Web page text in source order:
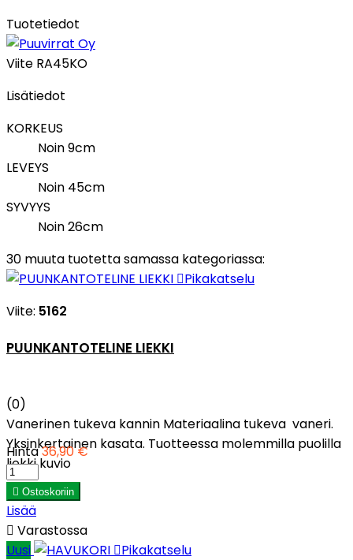
Tuotetiedot
Viite RA45KO
Lisätiedot
KORKEUS
Noin 9cm
LEVEYS
Noin 45cm
SYVYYS
Noin 26cm
30 muuta tuotetta samassa kategoriassa:
Pikakatselu
Viite: 5162
PUUNKANTOTELINE LIEKKI
(0)
Vanerinen tukeva kannin Materiaalina tukeva vaneri.
Yksinkertainen kasata. Tuotteessa molemmilla puolilla
liekki kuvio
Hinta36,90 €
 Ostoskoriin
Lisää
 Varastossa
Uusi
Pikakatselu